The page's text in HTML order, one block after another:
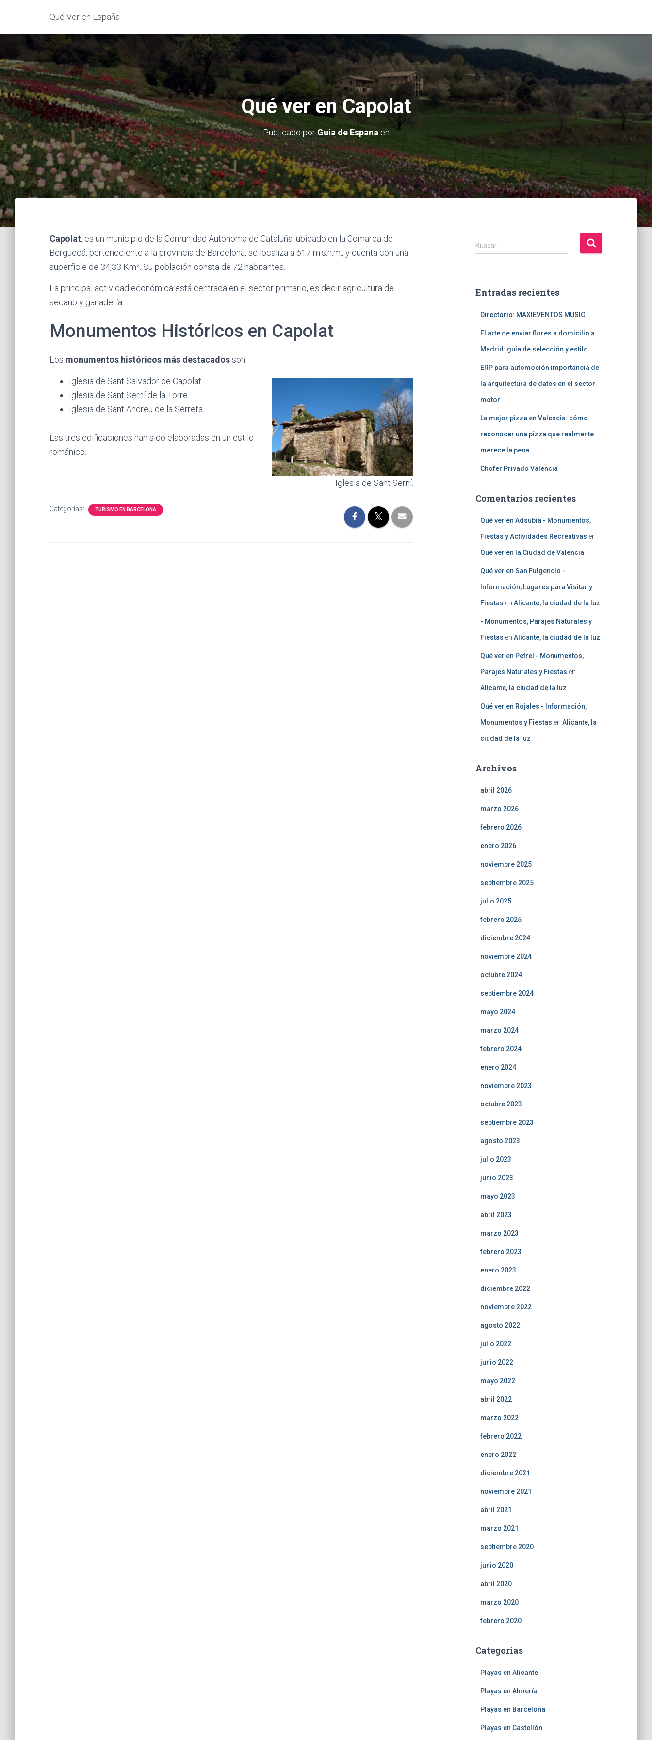
Qué Ver en España
Qué ver en Capolat
Publicado porGuia de Espana en
Capolat, es un municipio de la Comunidad Autónoma de Cataluña, ubicado en la Comarca de
Berguedá, perteneciente a la provincia de Barcelona, se localiza a 617 m.s.n.m., y cuenta con una
superficie de 34,33 Km². Su población consta de 72 habitantes.
La principal actividad económica está centrada en el sector primario, es decir agricultura de
secano y ganadería.
Monumentos Históricos en Capolat
Los monumentos históricos más destacadosson:
Iglesia de Sant Serní.
Iglesia de Sant Salvador de Capolat.
Iglesia de Sant Serní de la Torre.
Iglesia de Sant Andreu de la Serreta.
Las tres edificaciones han sido elaboradas en un estilo
románico.
Categorías: TURISMO EN BARCELONA
B
u
r
Buscar …
Entradas recientes
Directorio: MAXIEVENTOS MUSIC
El arte de enviar flores a domicilio a
Madrid: guía de selección y estilo
ERP para automoción importancia de
la arquitectura de datos en el sector
motor
La mejor pizza en Valencia: cómo
reconocer una pizza que realmente
merece la pena
Chofer Privado Valencia
Comentarios recientes
Qué ver en Adsubia - Monumentos,
Fiestas y Actividades Recreativas en
Qué ver en la Ciudad de Valencia
Qué ver en San Fulgencio -
Información, Lugares para Visitar y
Fiestas en Alicante, la ciudad de la luz
- Monumentos, Parajes Naturales y
Fiestas en Alicante, la ciudad de la luz
Qué ver en Petrel - Monumentos,
Parajes Naturales y Fiestas en
Alicante, la ciudad de la luz
Qué ver en Rojales - Información,
Monumentos y Fiestas en Alicante, la
ciudad de la luz
Archivos
abril 2026
marzo 2026
febrero 2026
enero 2026
noviembre 2025
septiembre 2025
julio 2025
febrero 2025
diciembre 2024
noviembre 2024
octubre 2024
septiembre 2024
mayo 2024
marzo 2024
febrero 2024
enero 2024
noviembre 2023
octubre 2023
septiembre 2023
agosto 2023
julio 2023
junio 2023
mayo 2023
abril 2023
marzo 2023
febrero 2023
enero 2023
diciembre 2022
noviembre 2022
agosto 2022
julio 2022
junio 2022
mayo 2022
abril 2022
marzo 2022
febrero 2022
enero 2022
diciembre 2021
noviembre 2021
abril 2021
marzo 2021
septiembre 2020
junio 2020
abril 2020
marzo 2020
febrero 2020
Categorías
Playas en Alicante
Playas en Almería
Playas en Barcelona
Playas en Castellón